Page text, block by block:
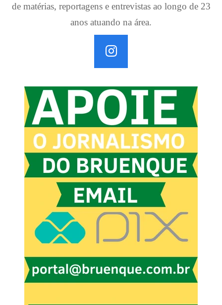
de matérias, reportagens e entrevistas ao longo de 23
anos atuando na área.